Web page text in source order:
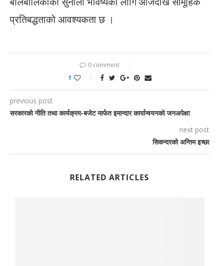
प्रतिबद्धताको आवश्यकता छ ।
0 comment
1
previous post
सरकारको नीति तथा कार्यक्रम-बजेट मार्फत इमान्दार कार्यान्वयनको जनअपेक्षा
next post
सिकन्दरको अन्तिम इच्छा
RELATED ARTICLES